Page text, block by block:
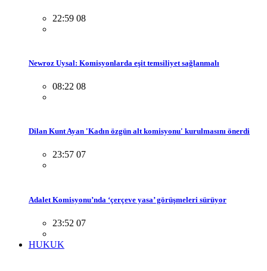
22:59 08
Newroz Uysal: Komisyonlarda eşit temsiliyet sağlanmalı
08:22 08
Dilan Kunt Ayan 'Kadın özgün alt komisyonu' kurulmasını önerdi
23:57 07
Adalet Komisyonu’nda ‘çerçeve yasa’ görüşmeleri sürüyor
23:52 07
HUKUK